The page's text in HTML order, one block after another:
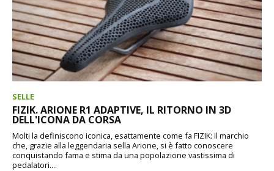
SELLE
FIZIK. ARIONE R1 ADAPTIVE, IL RITORNO IN 3D
DELL'ICONA DA CORSA
Molti la definiscono iconica, esattamente come fa FIZIK: il marchio
che, grazie alla leggendaria sella Arione, si è fatto conoscere
conquistando fama e stima da una popolazione vastissima di
pedalatori....